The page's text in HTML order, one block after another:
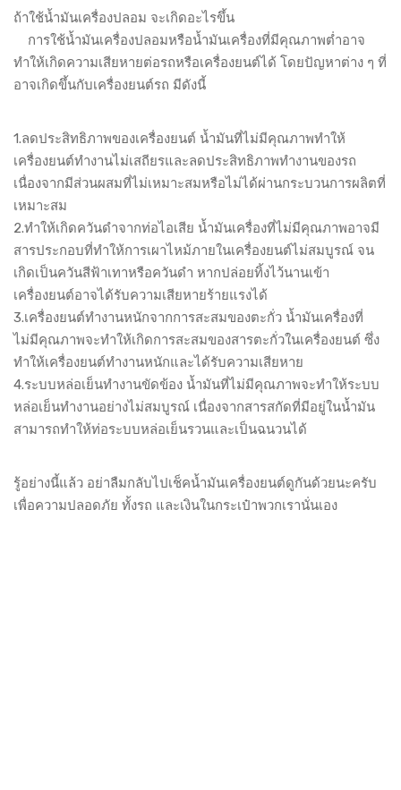
ถ้าใช้น้ำมันเครื่องปลอม จะเกิดอะไรขึ้น
การใช้น้ำมันเครื่องปลอมหรือน้ำมันเครื่องที่มีคุณภาพต่ำอาจ
ทำให้เกิดความเสียหายต่อรถหรือเครื่องยนต์ได้ โดยปัญหาต่าง ๆ ที่
อาจเกิดขึ้นกับเครื่องยนต์รถ มีดังนี้
1.ลดประสิทธิภาพของเครื่องยนต์ น้ำมันที่ไม่มีคุณภาพทำให้
เครื่องยนต์ทำงานไม่เสถียรและลดประสิทธิภาพทำงานของรถ
เนื่องจากมีส่วนผสมที่ไม่เหมาะสมหรือไม่ได้ผ่านกระบวนการผลิตที่
เหมาะสม
2.ทำให้เกิดควันดำจากท่อไอเสีย น้ำมันเครื่องที่ไม่มีคุณภาพอาจมี
สารประกอบที่ทำให้การเผาไหม้ภายในเครื่องยนต์ไม่สมบูรณ์ จน
เกิดเป็นควันสีฟ้าเทาหรือควันดำ หากปล่อยทิ้งไว้นานเข้า
เครื่องยนต์อาจได้รับความเสียหายร้ายแรงได้
3.เครื่องยนต์ทำงานหนักจากการสะสมของตะกั่ว น้ำมันเครื่องที่
ไม่มีคุณภาพจะทำให้เกิดการสะสมของสารตะกั่วในเครื่องยนต์ ซึ่ง
ทำให้เครื่องยนต์ทำงานหนักและได้รับความเสียหาย
4.ระบบหล่อเย็นทำงานขัดข้อง น้ำมันที่ไม่มีคุณภาพจะทำให้ระบบ
หล่อเย็นทำงานอย่างไม่สมบูรณ์ เนื่องจากสารสกัดที่มีอยู่ในน้ำมัน
สามารถทำให้ท่อระบบหล่อเย็นรวนและเป็นฉนวนได้
รู้อย่างนี้แล้ว อย่าลืมกลับไปเช็คน้ำมันเครื่องยนต์ดูกันด้วยนะครับ
เพื่อความปลอดภัย ทั้งรถ และเงินในกระเป๋าพวกเรานั่นเอง